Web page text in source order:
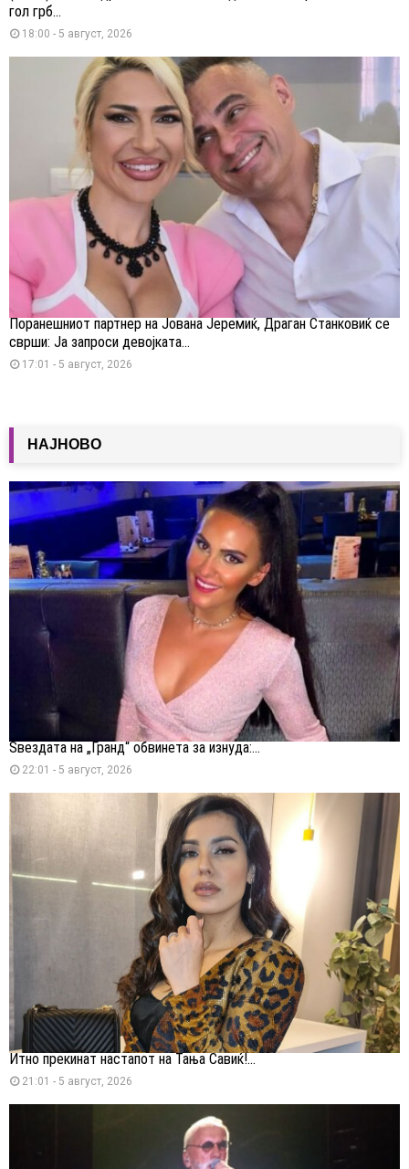
гол грб...
18:00 - 5 август, 2026
Поранешниот партнер на Јована Јеремиќ, Драган Станковиќ се
сврши: Ја запроси девојката...
17:01 - 5 август, 2026
НАЈНОВО
Ѕвездата на „Гранд“ обвинета за изнуда:...
22:01 - 5 август, 2026
Итно прекинат настапот на Тања Савиќ!...
21:01 - 5 август, 2026